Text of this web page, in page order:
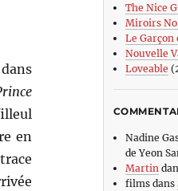
en
The Nice
Miroirs
Le Garçon
Nouvelle
Loveable
Nadine
de Yeon
Martin
filmsdans